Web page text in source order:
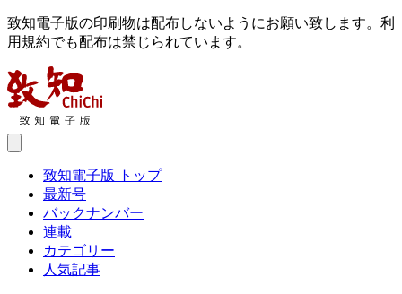
致知電子版の印刷物は配布しないようにお願い致します。利
用規約でも配布は禁じられています。
致知電子版 トップ
最新号
バックナンバー
連載
カテゴリー
人気記事